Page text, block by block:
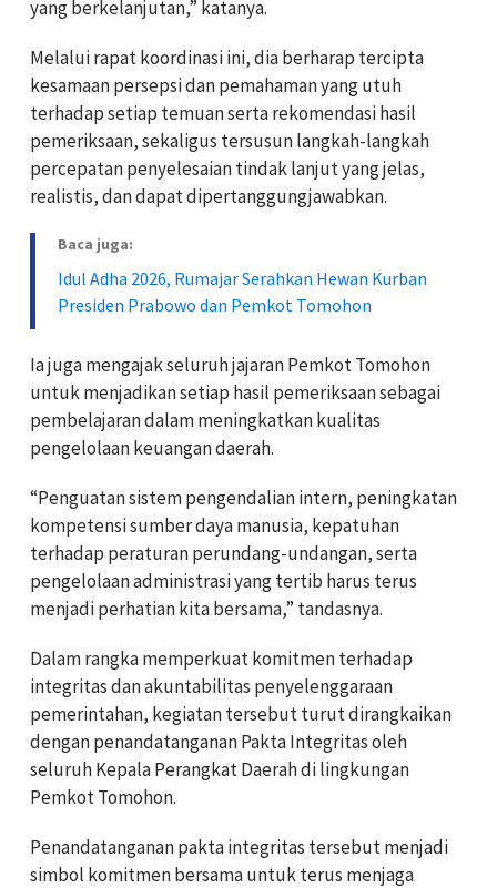
yang berkelanjutan,” katanya.
Melalui rapat koordinasi ini, dia berharap tercipta
kesamaan persepsi dan pemahaman yang utuh
terhadap setiap temuan serta rekomendasi hasil
pemeriksaan, sekaligus tersusun langkah-langkah
percepatan penyelesaian tindak lanjut yang jelas,
realistis, dan dapat dipertanggungjawabkan.
Baca juga:
Idul Adha 2026, Rumajar Serahkan Hewan Kurban
Presiden Prabowo dan Pemkot Tomohon
Ia juga mengajak seluruh jajaran Pemkot Tomohon
untuk menjadikan setiap hasil pemeriksaan sebagai
pembelajaran dalam meningkatkan kualitas
pengelolaan keuangan daerah.
“Penguatan sistem pengendalian intern, peningkatan
kompetensi sumber daya manusia, kepatuhan
terhadap peraturan perundang-undangan, serta
pengelolaan administrasi yang tertib harus terus
menjadi perhatian kita bersama,” tandasnya.
Dalam rangka memperkuat komitmen terhadap
integritas dan akuntabilitas penyelenggaraan
pemerintahan, kegiatan tersebut turut dirangkaikan
dengan penandatanganan Pakta Integritas oleh
seluruh Kepala Perangkat Daerah di lingkungan
Pemkot Tomohon.
Penandatanganan pakta integritas tersebut menjadi
simbol komitmen bersama untuk terus menjaga